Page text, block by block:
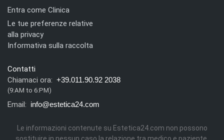
Entra come Clinica
Le tue preferenze relative
alla privacy
Informativa sulla raccolta
Contatti
Chiamaci ora: +39.011.90.92 2038
(9:AM to 6:PM)
Email: info@estetica24.com
Le informazioni contenute su Estetica24.com non possono